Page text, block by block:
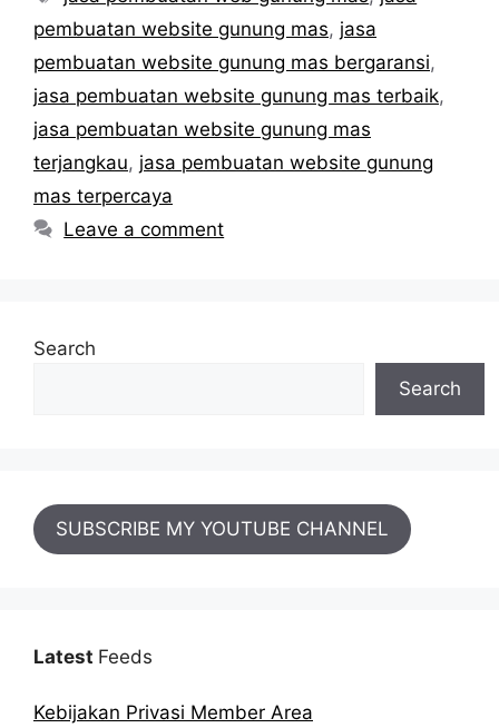
pembuatan website gunung mas, jasa
pembuatan website gunung mas bergaransi,
jasa pembuatan website gunung mas terbaik,
jasa pembuatan website gunung mas
terjangkau, jasa pembuatan website gunung
mas terpercaya
Leave a comment
Search
Search
SUBSCRIBE MY YOUTUBE CHANNEL
Latest Feeds
Kebijakan Privasi Member Area